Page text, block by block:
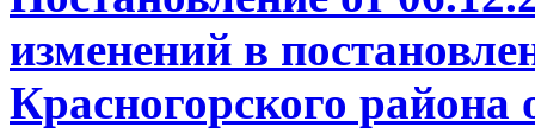
изменений в
Красногорского